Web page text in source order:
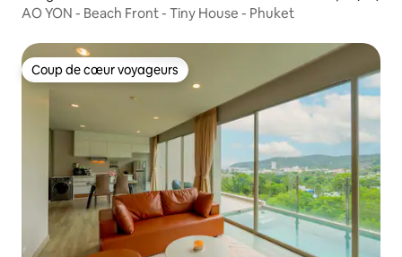
AO YON - Beach Front - Tiny House - Phuket
Coup de cœur voyageurs
Coup de cœur voyageurs